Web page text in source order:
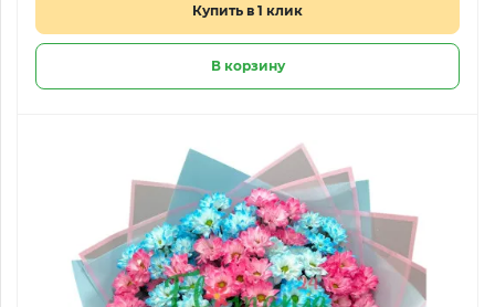
Купить в 1 клик
В корзину